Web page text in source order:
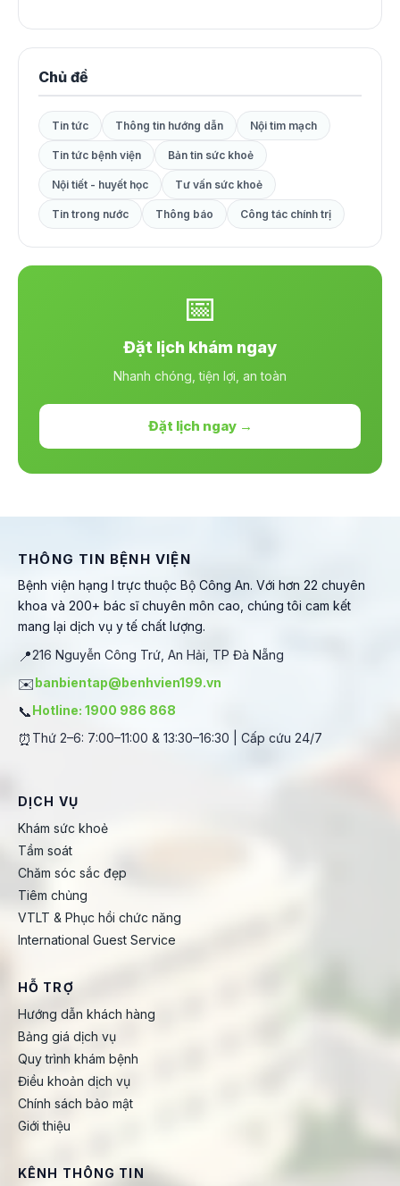
Chủ đề
Tin tức Thông tin hướng dẫn Nội tim mạch
Tin tức bệnh viện Bản tin sức khoẻ
Nội tiết - huyết học Tư vấn sức khoẻ
Tin trong nước Thông báo Công tác chính trị
📅
Đặt lịch khám ngay
Nhanh chóng, tiện lợi, an toàn
Đặt lịch ngay →
THÔNG TIN BỆNH VIỆN
Bệnh viện hạng I trực thuộc Bộ Công An. Với hơn 22 chuyên
khoa và 200+ bác sĩ chuyên môn cao, chúng tôi cam kết
mang lại dịch vụ y tế chất lượng.
📍216 Nguyễn Công Trứ, An Hải, TP Đà Nẵng
✉️banbientap@benhvien199.vn
📞Hotline: 1900 986 868
⏰ Thứ 2–6: 7:00–11:00 & 13:30–16:30 | Cấp cứu 24/7
DỊCH VỤ
Khám sức khoẻ
Tầm soát
Chăm sóc sắc đẹp
Tiêm chủng
VTLT & Phục hồi chức năng
International Guest Service
HỖ TRỢ
Hướng dẫn khách hàng
Bảng giá dịch vụ
Quy trình khám bệnh
Điều khoản dịch vụ
Chính sách bảo mật
Giới thiệu
KÊNH THÔNG TIN